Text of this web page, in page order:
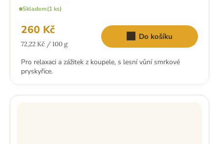
Skladem(1 ks)
260 Kč
Měrná
72,22 Kč / 100 g
Do košíku
Pro relaxaci a zážitek z koupele, s lesní vůní smrkové
pryskyřice.